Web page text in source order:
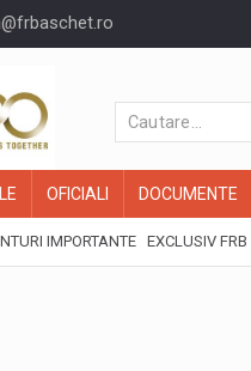
OFICIALI DOCUMENTE
IMPORTANTE EXCLUSIV FRB